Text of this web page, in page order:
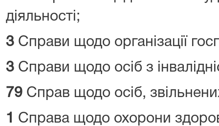
діяльності;
3 Справи щодо організації
3 Справи щодо осіб з
79 Справ щодо осіб,
1
Справа щодо охорони